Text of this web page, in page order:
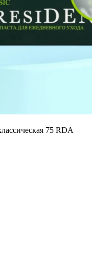
75 RDA